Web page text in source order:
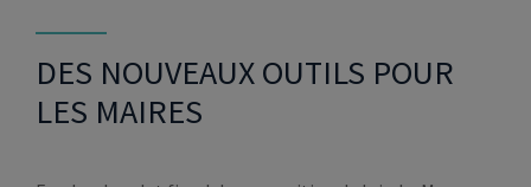
DES NOUVEAUX OUTILS POUR
LES MAIRES